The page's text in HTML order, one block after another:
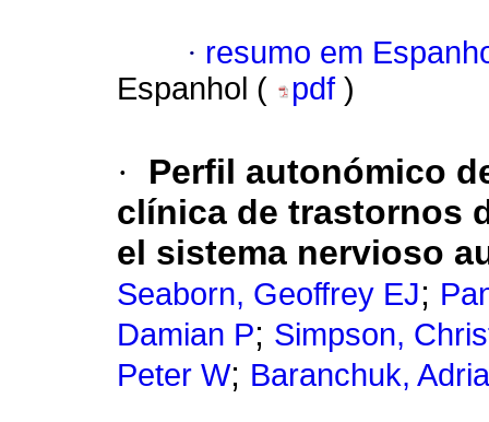
· resumo em
Espanhol (
pdf )
·
Perfil autonómico
clínica de trastornos
el sistema nervioso
Seaborn, Geoffrey EJ;
Damian P; Simpson,
Peter W; Baranchuk,